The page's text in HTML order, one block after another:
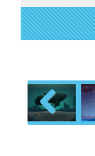
Previous